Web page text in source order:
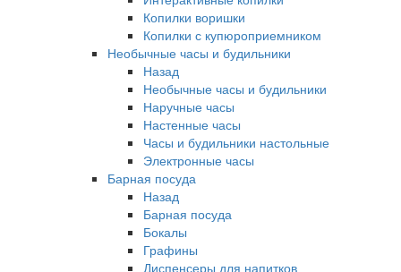
Копилки воришки
Копилки с купюроприемником
Необычные часы и будильники
Назад
Необычные часы и будильники
Наручные часы
Настенные часы
Часы и будильники настольные
Электронные часы
Барная посуда
Назад
Барная посуда
Бокалы
Графины
Диспенсеры для напитков